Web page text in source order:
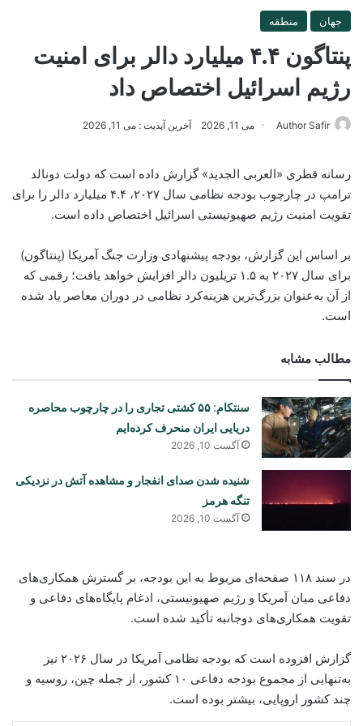
جهان منطقه
پنتاگون ۴.۴ میلیارد دالر برای امنیت
رژیم اسرائیل اختصاص داد
Author Safir می 11, 2026 آخرین آپدیت : می 11, 2026
رسانه قطری «العربی الجدید» گزارش داده است که دولت دونالد
ترامپ در چارچوب بودجه نظامی سال ۲۰۲۷، ۴.۴ میلیارد دالر را برای
تقویت امنیت رژیم صهیونیستی اسرائیل اختصاص داده است.
بر اساس این گزارش، بودجه پیشنهادی وزارت جنگ آمریکا (پنتاگون)
برای سال ۲۰۲۷ به ۱.۵ تریلیون دالر افزایش خواهد یافت؛ رقمی که
از آن به‌عنوان بزرگ‌ترین هزینه‌کرد نظامی در دوران معاصر یاد شده
است.
مطالب مشابه
سنتکام: ۵۵ کشتی تجاری را در چارچوب محاصره
دریایی ایران منحرف کرده‌ایم
آگست 10, 2026
شنیده شدن صدای انفجار و مشاهده آتش در نزدیکی
تنگه هرمز
آگست 10, 2026
در سند ۱۱۸ صفحه‌ای مربوط به این بودجه، بر گسترش همکاری‌های
دفاعی میان آمریکا و رژیم صهیونیستی، ادغام پایگاه‌های دفاعی و
تقویت همکاری‌های دوجانبه تأکید شده است.
گزارش افزوده است که بودجه نظامی آمریکا در سال ۲۰۲۶ نیز
به‌تنهایی از مجموع بودجه دفاعی ۱۰ کشور، از جمله چین، روسیه و
چند کشور اروپایی، بیشتر بوده است.